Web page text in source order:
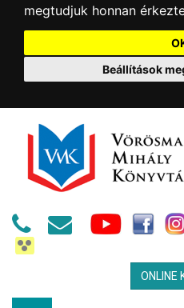
megtudjuk honnan
Beállítások
ONLINE